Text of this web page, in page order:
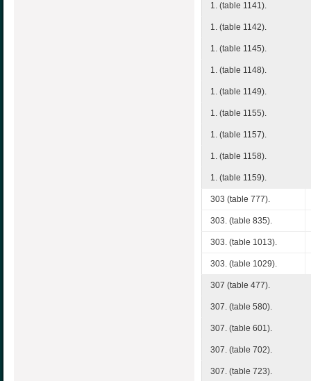
1. (table 1141).
1. (table 1142).
1. (table 1145).
1. (table 1148).
1. (table 1149).
1. (table 1155).
1. (table 1157).
1. (table 1158).
1. (table 1159).
303 (table 777).
303. (table 835).
303. (table 1013).
303. (table 1029).
307 (table 477).
307. (table 580).
307. (table 601).
307. (table 702).
307. (table 723).